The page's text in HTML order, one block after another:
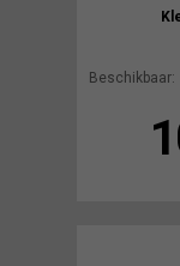
Beschikbaar: